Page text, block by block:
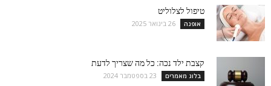
טיפול לצלוליט
אופנה 26 בינואר 2025
קצבת ילד נכה: כל מה שצריך לדעת
בלוג מאמרים 23 בספטמבר 2024